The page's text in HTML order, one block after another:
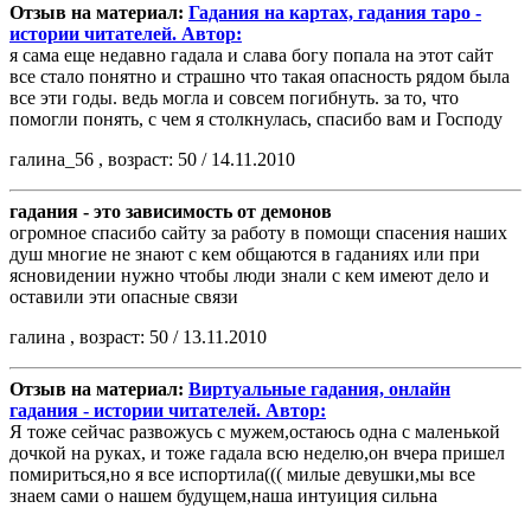
Отзыв на материал: Гадания на картах, гадания таро -
истории читателей. Автор:
я сама еще недавно гадала и слава богу попала на этот сайт
все стало понятно и страшно что такая опасность рядом была
все эти годы. ведь могла и совсем погибнуть. за то, что
помогли понять, с чем я столкнулась, спасибо вам и Господу
галина_56 , возраст: 50 / 14.11.2010
гадания - это зависимость от демонов
огромное спасибо сайту за работу в помощи спасения наших
душ многие не знают с кем общаются в гаданиях или при
ясновидении нужно чтобы люди знали с кем имеют дело и
оставили эти опасные связи
галина , возраст: 50 / 13.11.2010
Отзыв на материал: Виртуальные гадания, онлайн
гадания - истории читателей. Автор:
Я тоже сейчас развожусь с мужем,остаюсь одна с маленькой
дочкой на руках, и тоже гадала всю неделю,он вчера пришел
помириться,но я все испортила((( милые девушки,мы все
знаем сами о нашем будущем,наша интуиция сильна